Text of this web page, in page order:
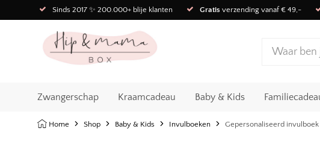
Sinds 2017 ✨ 200.000+ blije klanten Gratis verzending vanaf € 49,-
Zwangerschap Kraamcadeau Baby & Kids
Home Shop Baby & Kids Invulboeken Gepersonaliseerd